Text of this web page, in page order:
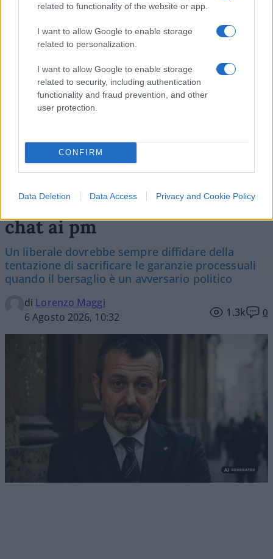
related to functionality of the website or app.
I want to allow Google to enable storage
related to personalization.
I want to allow Google to enable storage
related to security, including authentication
functionality and fraud prevention, and other
user protection.
CONFIRM
Data Deletion Data Access Privacy and Cookie Policy
SEDUTE SATIRICHE
Vignetta del 04/08/2026
Vai all'archivio delle vignette
giusto limitare l’uso delle
chat ai pm
Un liberale dovrebbe sempre diffidare della
tentazione di sacrificare le garanzie processuali
quando il bersaglio è un avversario politico
di Lorenzo Maggi
6 Agosto 2026, 10:32
1.3k 0